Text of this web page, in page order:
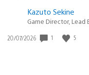
Kazuto Sekine
Game Director,
Data
20/07/2026 1 5